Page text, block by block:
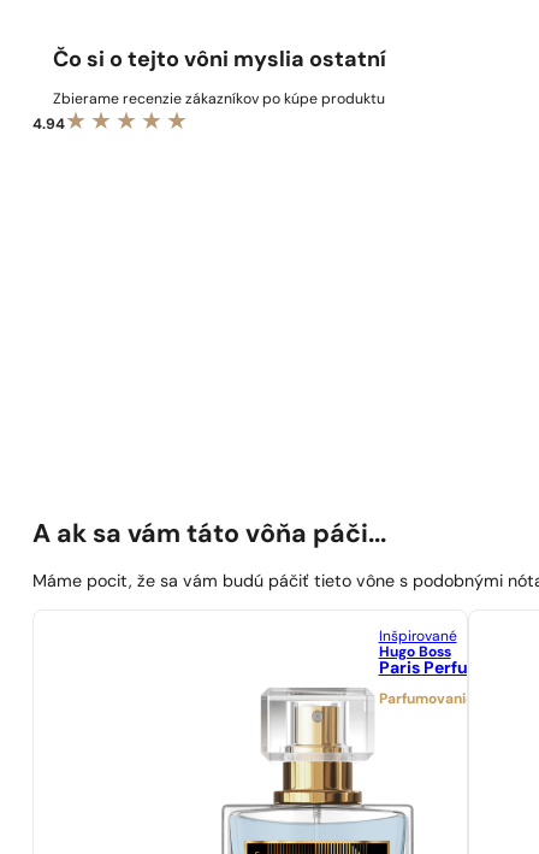
Čo si o tejto vôni myslia ostatní
Zbierame recenzie zákazníkov po kúpe produktu
4.94
A ak sa vám táto vôňa páči...
Máme pocit, že sa vám budú páčiť tieto vône s podobnými
Inšpirované
Hugo Boss
Paris Perfumes N°
Parfumovanie 25%